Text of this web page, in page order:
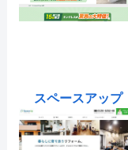
スペースアップ